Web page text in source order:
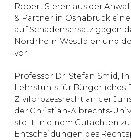
Robert Sieren aus der
& Partner in Osnabrück
auf Schadensersatz gegen
Nordrhein-Westfalen und
vor.
Professor Dr. Stefan Smid,
Lehrstuhls für Bürgerliches
Zivilprozessrecht an der
der Christian-Albrechts-
stellt in einem Gutachten zu
Entscheidungen des